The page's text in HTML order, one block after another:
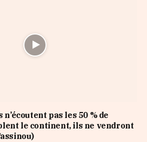
n’écoutent pas les 50 % de
le continent, ils ne vendront